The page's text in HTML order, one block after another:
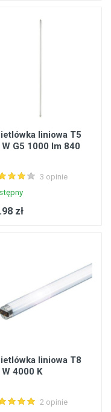
liniowa T5
W G5 1000 lm 840
3 opinie
zł
liniowa T8
W 4000 K
2 opinie